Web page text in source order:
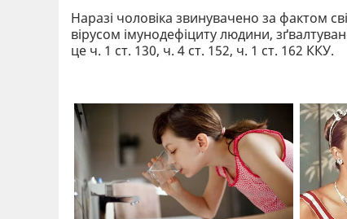
Наразі чоловіка звинувачено за фактом
вірусом імунодефіциту людини,
це ч. 1 ст. 130, ч. 4 ст. 152, ч. 1 ст. 162 ККУ.